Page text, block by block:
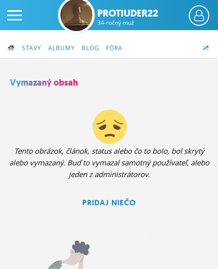
FÓRUM
STATUSY
MÔJ PROFIL
PROTIUDER22
34-ročný muž
STAVY ALBUMY BLOG FÓRA
Vymazaný obsah
Tento obrázok, článok, status alebo čo to bolo, bol skrytý
alebo vymazaný. Buď to vymazal samotný používateľ, alebo
jeden z administrátorov.
PRIDAJ NIEČO